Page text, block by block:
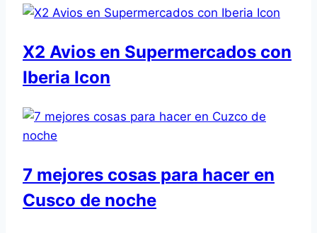
X2 Avios en Supermercados con
Iberia Icon
7 mejores cosas para hacer en
Cusco de noche